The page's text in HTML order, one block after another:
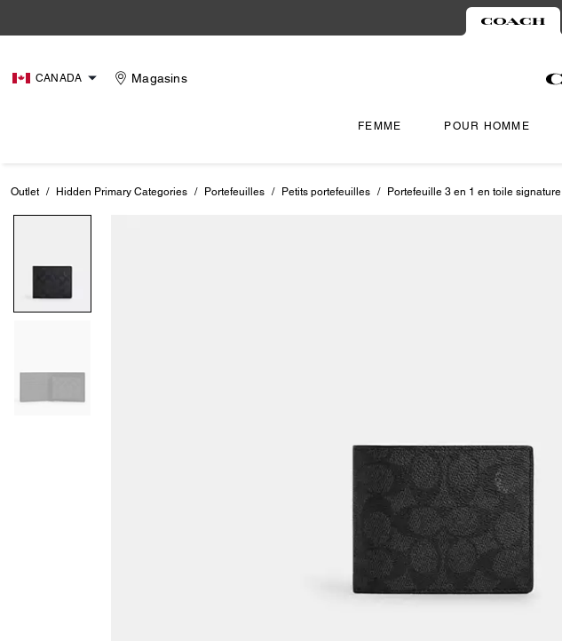
CANADA Magasins
FEMME POUR HOMME
Outlet / Hidden Primary Categories / Portefeuilles / Petits portefeuilles / Portefeuille 3 en 1 en toile signature